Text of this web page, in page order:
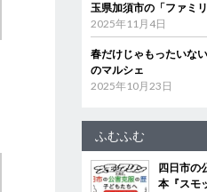
玉県加須市の「ファミ
2025年11月4日
春だけじゃもったいな
のマルシェ
2025年10月23日
ふむふむ
四日市の
本『スモ